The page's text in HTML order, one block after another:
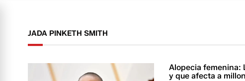
JADA PINKETH SMITH
Alopecia femenina:
y que afecta a